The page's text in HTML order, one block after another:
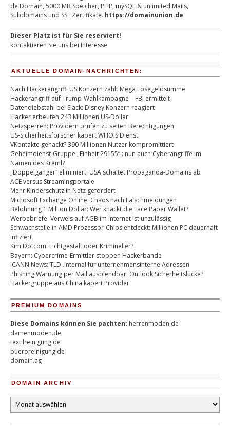
de Domain, 5000 MB Speicher, PHP, mySQL & unlimited Mails,
Subdomains und SSL Zertifikate. https://domainunion.de
Dieser Platz ist für Sie reserviert!
kontaktieren Sie uns bei Interesse
AKTUELLE DOMAIN-NACHRICHTEN:
Nach Hackerangriff: US Konzern zahlt Mega Lösegeldsumme
Hackerangriff auf Trump-Wahlkampagne – FBI ermittelt
Datendiebstahl bei Slack: Disney Konzern reagiert
Hacker erbeuten 243 Millionen US-Dollar
Netzsperren: Providern prüfen zu selten Berechtigungen
US-Sicherheitsforscher kapert WHOIS Dienst
VKontakte gehackt? 390 Millionen Nutzer kompromittiert
Geheimdienst-Gruppe „Einheit 29155“ : nun auch Cyberangriffe im
Namen des Kreml?
„Doppelgänger“ eliminiert: USA schaltet Propaganda-Domains ab
ACE versus Streamingportale
Mehr Kinderschutz in Netz gefordert
Microsoft Exchange Online: Chaos nach Falschmeldungen
Belohnung 1 Million Dollar: Wer knackt die Lace Paper Wallet?
Werbebriefe: Verweis auf AGB im Internet ist unzulässig
Schwachstelle in AMD Prozessor-Chips entdeckt: Millionen PC dauerhaft
infiziert
Kim Dotcom: Lichtgestalt oder Krimineller?
Bayern: Cybercrime-Ermittler stoppen Hackerbande
ICANN News: TLD .internal für unternehmensinterne Adressen
Phishing Warnung per Mail ausblendbar: Outlook Sicherheitslücke?
Hackergruppe aus China kapert Provider
PREMIUM DOMAINS
Diese Domains können Sie pachten: herrenmoden.de
damenmoden.de
textilreinigung.de
bueroreinigung.de
domain.ag
DOMAIN ARCHIV
Domain
Archiv